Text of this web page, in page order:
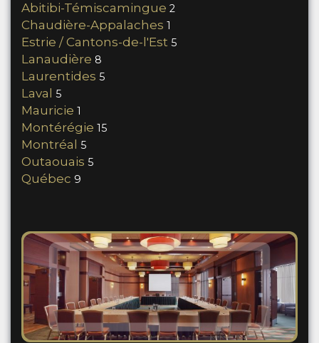
Abitibi-Témiscamingue 2
Chaudière-Appalaches 1
Estrie / Cantons-de-l'Est 5
Lanaudière 8
Laurentides 5
Laval 5
Mauricie 1
Montérégie 15
Montréal 5
Outaouais 5
Québec 9